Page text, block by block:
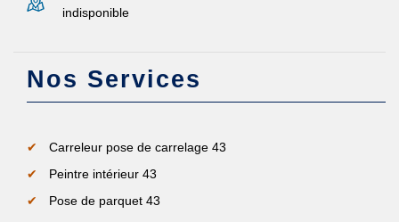
indisponible
Nos Services
Carreleur pose de carrelage 43
Peintre intérieur 43
Pose de parquet 43